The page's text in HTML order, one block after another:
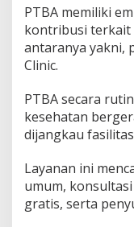
PTBA memiliki
kontribusi terkait
antaranya yakni,
Clinic.
PTBA secara
kesehatan
dijangkau
Layanan ini
umum,
gratis, serta